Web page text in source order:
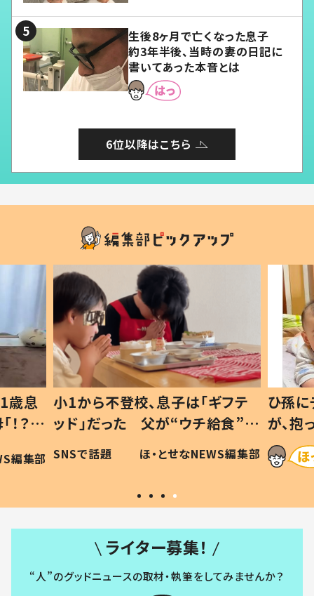
生後8ヶ月で亡くなった息子
約3年半後、当時の妻の日記に
書いてあった本音とは
6位以降はこちら
歳息
？」
編集部
小1から不登校、息子は「ギフテ
ッド」だった 父が“ウチ給食”を
作り続ける理由とは #令和の親
#令和の子
SNSで話題 ほ・とせなNEWS編集部
ひ孫
が、
「涙が
い」
ライター募集！
“人”のグッドニュースの取材・執筆をしてみませんか？